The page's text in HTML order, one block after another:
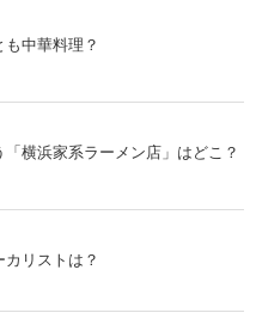
中華料理？
横浜家系ラーメン店」はどこ？
リストは？